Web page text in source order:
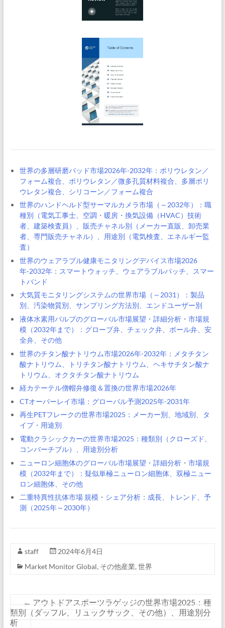
世界の多層研磨パッド市場2026年-2032年：ポリウレタン／
フォーム複合、ポリウレタン／微多孔質材料複合、多層ポリ
ウレタン複合、シリコーン／フォーム複合
世界のハンドヘルド型サーマルカメラ市場（～2032年）：職
種別（電気工事士、空調・暖房・換気設備（HVAC）技術
者、建築検査員）、販売チャネル別（メーカー直販、卸売業
者、専門販売チャネル）、用途別（電気検査、エネルギー監
査）
世界のウェアラブル健康モニタリングデバイス市場2026
年-2032年：スマートウォッチ、ウェアラブルパッチ、スマー
トバンド
大気質モニタリングシステムの世界市場（～2031）：製品
別、汚染物質別、サンプリング方法別、エンドユーザー別
液体水素用バルブのグローバル市場展望・詳細分析・市場規
模（2032年まで）：グローブ弁、チェック弁、ボール弁、安
全弁、その他
世界のチタン酸ナトリウム市場2026年-2032年：メタチタン
酸ナトリウム、トリチタン酸ナトリウム、ヘキサチタン酸ナ
トリウム、オクタチタン酸ナトリウム
経カテーテル僧帽弁修復＆置換の世界市場2026年
CTオーバーレイ市場：グローバル予測2025年-2031年
再生PETフレークの世界市場2025：メーカー別、地域別、タ
イプ・用途別
電動クラシックカーの世界市場2025：種類別（クローズド、
コンバーチブル）、用途別分析
ニューロン細胞体のグローバル市場展望・詳細分析・市場規
模（2032年まで）：疑似単極ニューロン細胞体、双極ニュー
ロン細胞体、その他
二重特異性抗体市場 規模・シェア分析：成長、トレンド、予
測（2025年～2030年）
staff
2024年6月4日
Market Monitor Global, その他産業, 世界
← アウトドアスポーツラゲッジの世界市場2025：種
類別（ダッフル、リュックサック、その他）、用途別分
析